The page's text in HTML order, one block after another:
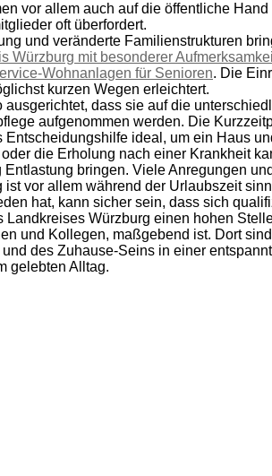
vor allem auch auf die öffentliche
oft überfordert.
und veränderte Familienstrukturen
Würzburg mit besonderer
Wohnanlagen für Senioren. Die
kurzen Wegen erleichtert.
dass sie auf die
aufgenommen werden. Die
ideal, um ein Haus
die Erholung nach einer Krankheit
bringen. Viele Anregungen
vor allem während der Urlaubszeit
hat, kann sicher sein, dass sich
Würzburg einen hohen
und Kollegen, maßgebend ist. Dort
des Zuhause-Seins in einer
gelebten Alltag.